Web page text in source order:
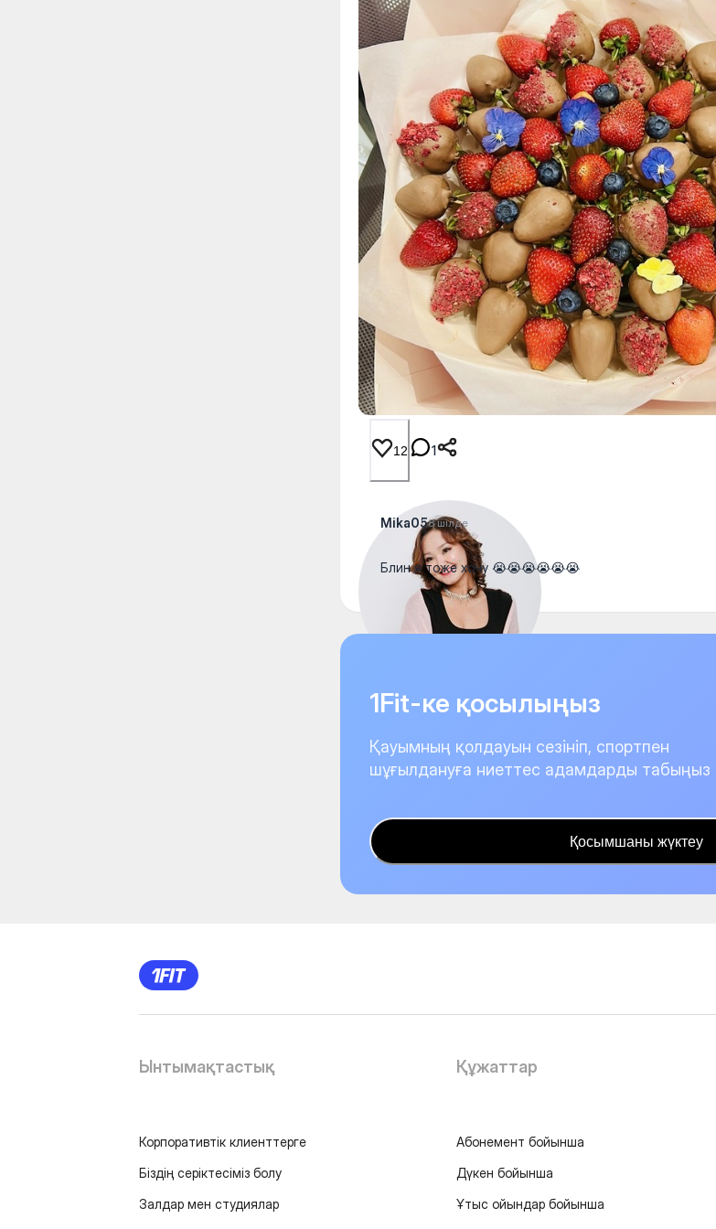
12 1
Mika058 шілде
Блин я тоже хочу 😭😭😭😭😭😭
1Fit-ке қосылыңыз
Қауымның қолдауын сезініп, спортпен
шұғылдануға ниеттес адамдарды табыңыз
Қосымшаны жүктеу
Ынтымақтастық
Корпоративтік клиенттерге
Біздің серіктесіміз болу
Залдар мен студиялар
Құжаттар
Абонемент бойынша
Дүкен бойынша
Ұтыс ойындар бойынша